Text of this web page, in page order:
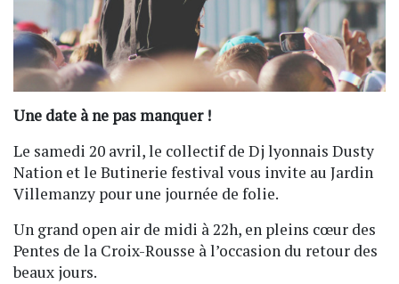
Une date à ne pas manquer !
Le samedi 20 avril, le collectif de Dj lyonnais Dusty
Nation et le Butinerie festival vous invite au Jardin
Villemanzy pour une journée de folie.
Un grand open air de midi à 22h, en pleins cœur des
Pentes de la Croix-Rousse à l’occasion du retour des
beaux jours.